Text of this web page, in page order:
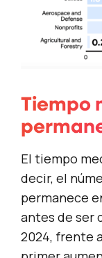
Tiempo
El tiempo
decir, el
permanece
antes de ser
2024, frente